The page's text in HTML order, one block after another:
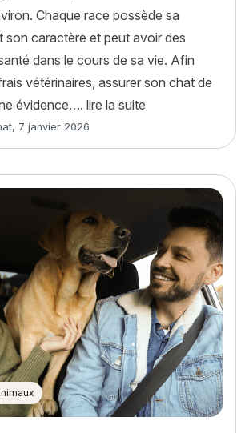
Chaque race possède sa
son caractère et peut avoir des
dans le cours de sa vie. Afin
vétérinaires, assurer son chat de
évidence…. lire la suite
, 7 janvier 2026